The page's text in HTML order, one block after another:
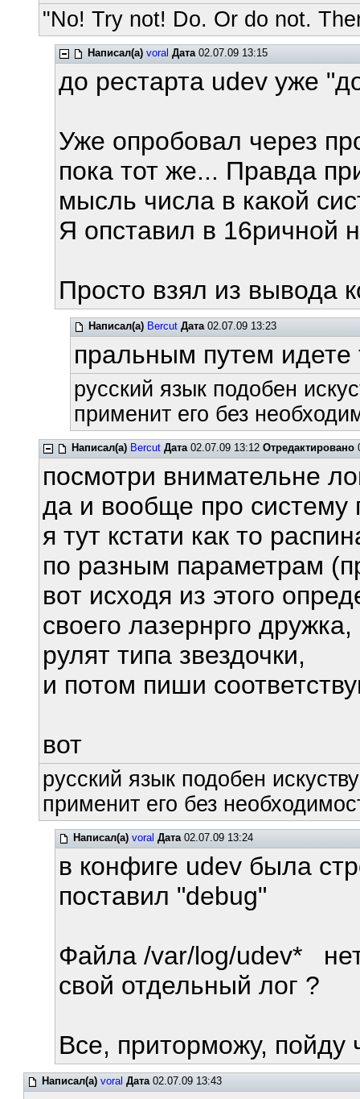
"No! Try not! Do. Or do not.
Написал(а) voral Дата02.07.09 13:15
до рестарта udev уже
Уже опробовал через
пока тот же... Правда
мысль числа в какой
Я опставил в 16ричной
Просто взял из вывода
Написал(а) Bercut Дата02.07.09 13:23
пральным путем
русский язык подобен
применит его без
Написал(а) Bercut Дата02.07.09 13:12Отредактировано
посмотри внимательне
да и вообще про систему
я тут кстати как то
по разным параметрам
вот исходя из этого
своего лазернрго
рулят типа звездочки,
и потом пиши
вот
русский язык подобен
применит его без
Написал(а) voral Дата02.07.09 13:24
в конфиге udev была
поставил "debug"
Файла /var/log/udev*
свой отдельный лог ?
Все, приторможу, пойду
Написал(а) voral Дата02.07.09 13:43